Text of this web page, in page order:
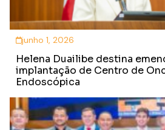
junho 1, 2026
Helena Duailibe destina
implantação de Centro de
Endoscópica